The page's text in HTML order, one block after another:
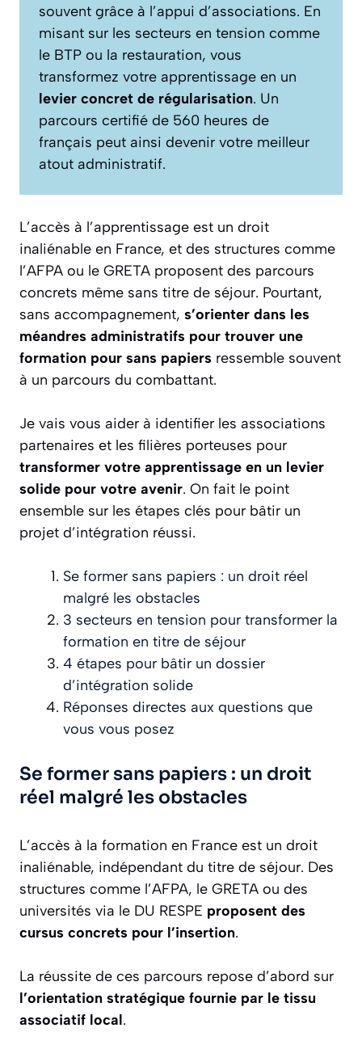
souvent grâce à l’appui d’associations. En
misant sur les secteurs en tension comme
le BTP ou la restauration, vous
transformez votre apprentissage en un
levier concret de régularisation. Un
parcours certifié de 560 heures de
français peut ainsi devenir votre meilleur
atout administratif.
L’accès à l’apprentissage est un droit
inaliénable en France, et des structures comme
l’AFPA ou le GRETA proposent des parcours
concrets même sans titre de séjour. Pourtant,
sans accompagnement, s’orienter dans les
méandres administratifs pour trouver une
formation pour sans papiers ressemble souvent
à un parcours du combattant.
Je vais vous aider à identifier les associations
partenaires et les filières porteuses pour
transformer votre apprentissage en un levier
solide pour votre avenir. On fait le point
ensemble sur les étapes clés pour bâtir un
projet d’intégration réussi.
Se former sans papiers : un droit réel
malgré les obstacles
3 secteurs en tension pour transformer la
formation en titre de séjour
4 étapes pour bâtir un dossier
d’intégration solide
Réponses directes aux questions que
vous vous posez
Se former sans papiers : un droit
réel malgré les obstacles
L’accès à la formation en France est un droit
inaliénable, indépendant du titre de séjour. Des
structures comme l’AFPA, le GRETA ou des
universités via le DU RESPE proposent des
cursus concrets pour l’insertion.
La réussite de ces parcours repose d’abord sur
l’orientation stratégique fournie par le tissu
associatif local.